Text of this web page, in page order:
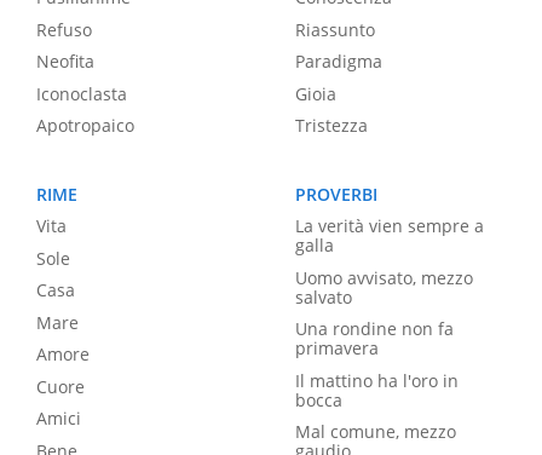
Refuso
Neofita
Iconoclasta
Apotropaico
Riassunto
Paradigma
Gioia
Tristezza
RIME
Vita
Sole
Casa
Mare
Amore
Cuore
Amici
PROVERBI
La verità vien sempre a
galla
Uomo avvisato, mezzo
salvato
Una rondine non fa
primavera
Il mattino ha l'oro in
bocca
Mal comune, mezzo